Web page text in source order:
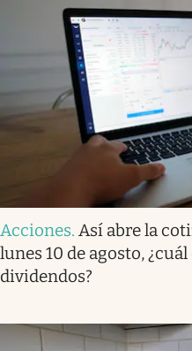
Acciones. Así abre la
lunes 10 de agosto,
dividendos?